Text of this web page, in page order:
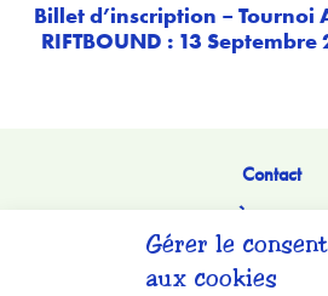
Gérer le
aux cookies
Billet d’inscription –
RIFTBOUND : 13
Contact
À Propos